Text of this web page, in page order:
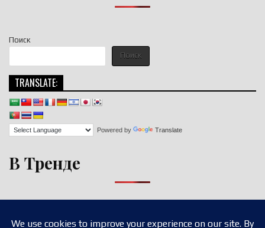
Поиск
Поиск
TRANSLATE:
Powered by Translate
В Тренде